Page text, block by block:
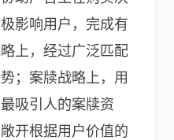
影响用户，完成有
上，经过广泛匹配
；案牍战略上，用
吸引人的案牍资
开根据用户价值的